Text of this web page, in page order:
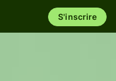
S'inscrire